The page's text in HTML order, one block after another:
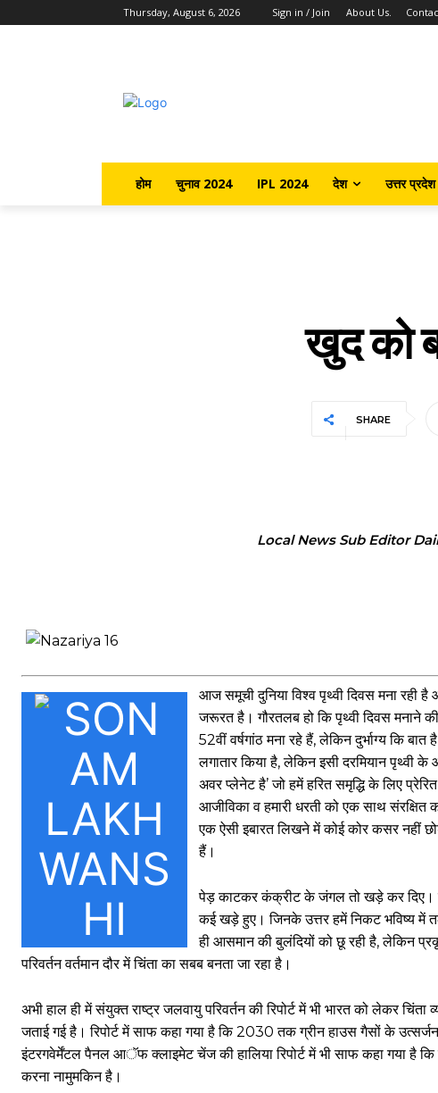
Thursday, August 6, 2026 Sign in / Join About Us.
होम चुनाव 2024 IPL 2024 देश उत्तर प्रदेश
खुद को
SHARE
Local News Sub Editor
आज समूची दुनिया विश्व पृथ्वी दिवस मना रही
जरूरत है। गौरतलब हो कि पृथ्वी दिवस मनाने
52वीं वर्षगांठ मना रहे हैं, लेकिन दुर्भाग्य कि
लगातार किया है, लेकिन इसी दरमियान पृथ्वी
अवर प्लेनेट है’ जो हमें हरित समृद्धि के लिए
आजीविका व हमारी धरती को एक साथ
एक ऐसी इबारत लिखने में कोई कोर कसर नहीं
हैं।
पेड़ काटकर कंक्रीट के जंगल तो खड़े कर दिए।
कई खड़े हुए। जिनके उत्तर हमें निकट भविष्य में
ही आसमान की बुलंदियों को छू रही है, लेकिन
परिवर्तन वर्तमान दौर में चिंता का सबब बनता जा रहा है।
अभी हाल ही में संयुक्त राष्ट्र जलवायु परिवर्तन की रिपोर्ट में भी भारत को लेकर
जताई गई है। रिपोर्ट में साफ कहा गया है कि 2030 तक ग्रीन हाउस गैसों के
इंटरगवेर्मेंटल पैनल आॅफ क्लाइमेट चेंज की हालिया रिपोर्ट में भी साफ कहा गया है कि
करना नामुमकिन है।